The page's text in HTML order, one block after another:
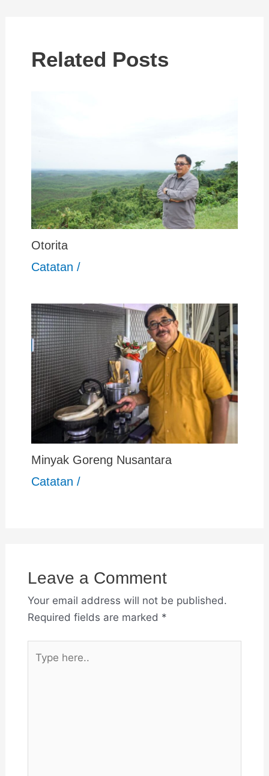
Related Posts
Otorita
Catatan /
Minyak Goreng Nusantara
Catatan /
Leave a Comment
Your email address will not be published.
Required fields are marked *
here..